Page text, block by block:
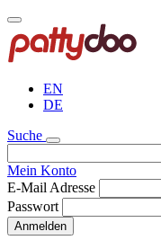
Direkt
zum
Inhalt
EN
DE
Suche
Mein Konto
E-Mail Adresse
Passwort
Anmelden